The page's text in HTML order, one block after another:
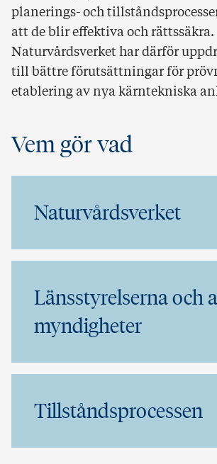
planerings- och
att de blir effektiva och rättssäkra.
Naturvårdsverket har därför
till bättre förutsättningar för
etablering av nya kärntekniska
Vem gör vad
Naturvårdsverket
Länsstyrelserna och
myndigheter
Tillståndsprocessen